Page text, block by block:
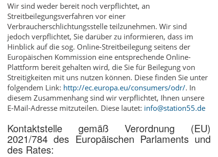
Wir sind weder bereit noch verpflichtet, an
Streitbeilegungsverfahren vor einer
Verbraucherschlichtungsstelle teilzunehmen. Wir sind
jedoch verpflichtet, Sie darüber zu informieren, dass im
Hinblick auf die sog. Online-Streitbeilegung seitens der
Europäischen Kommission eine entsprechende Online-
Plattform bereit gehalten wird, die Sie für Beilegung von
Streitigkeiten mit uns nutzen können. Diese finden Sie unter
folgendem Link: http://ec.europa.eu/consumers/odr/. In
diesem Zusammenhang sind wir verpflichtet, Ihnen unsere
E-Mail-Adresse mitzuteilen. Diese lautet: info@station55.de
Kontaktstelle gemäß Verordnung (EU)
2021/784 des Europäischen Parlaments und
des Rates: